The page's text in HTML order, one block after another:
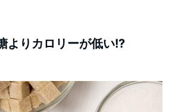
よりカロリーが低い!?